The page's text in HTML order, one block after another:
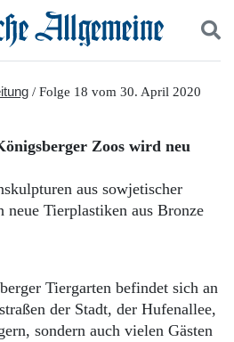
Politik
Leben
Schlesien
Westpreußen
Bücher
/ Folge 18 vom 30. April 2020
Zoos wird neu
aus sowjetischer
Tierplastiken aus Bronze
Tiergarten befindet sich an
der Stadt, der Hufenallee,
sondern auch vielen Gästen